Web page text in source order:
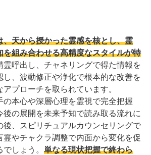
、天から授かった霊感を核とし、霊
を組み合わせる高精度なスタイルが特
霊呼出し、チャネリングで得た情報を
し、波動修正や浄化で根本的な改善を
プローチを取られています。
の本心や深層心理を霊視で完全把握
後の展開を未来予知で読み取る流れに
後、スピリチュアルカウンセリングで
霊やチャクラ調整で内面から変化を促
しょう。 単なる現状把握で終わら